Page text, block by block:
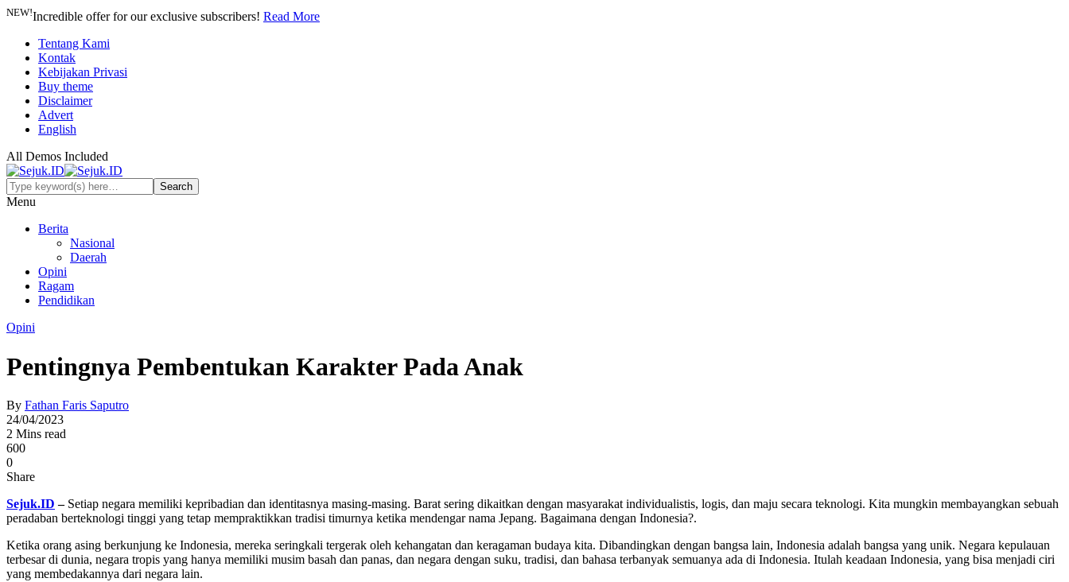
NEW!Incredible offer for our exclusive subscribers! Read More
Tentang Kami
Kontak
Kebijakan Privasi
Buy theme
Disclaimer
Advert
English
All Demos Included
Menu
Berita
Nasional
Daerah
Opini
Ragam
Pendidikan
Opini
Pentingnya Pembentukan Karakter Pada Anak
By Fathan Faris Saputro
24/04/2023
2 Mins read
600
0
Share
Sejuk.ID – Setiap negara memiliki kepribadian dan identitasnya masing-masing. Barat sering dikaitkan dengan masyarakat individualistis, logis, dan maju secara teknologi. Kita mungkin membayangkan sebuah
peradaban berteknologi tinggi yang tetap mempraktikkan tradisi timurnya ketika mendengar nama Jepang. Bagaimana dengan Indonesia?.
Ketika orang asing berkunjung ke Indonesia, mereka seringkali tergerak oleh kehangatan dan keragaman budaya kita. Dibandingkan dengan bangsa lain, Indonesia adalah bangsa yang unik. Negara kepulauan
terbesar di dunia, negara tropis yang hanya memiliki musim basah dan panas, dan negara dengan suku, tradisi, dan bahasa terbanyak semuanya ada di Indonesia. Itulah keadaan Indonesia, yang bisa menjadi ciri
yang membedakannya dari negara lain.